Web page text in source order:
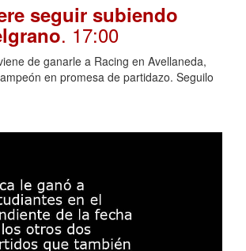
seguir subiendo
. 17:00
de ganarle a Racing en Avellaneda,
en promesa de partidazo. Seguilo